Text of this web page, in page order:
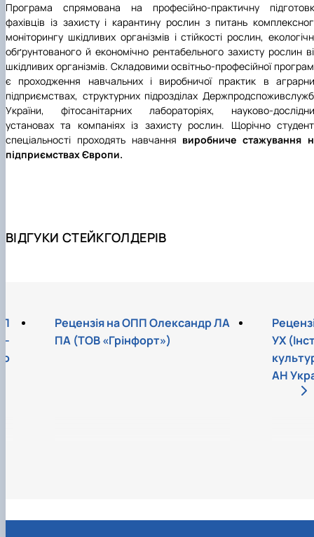
Програма спрямована на професійно-практичну
фахівців із захисту і карантину рослин з питань
моніторингу шкідливих організмів і стійкості рослин,
обґрунтованого й економічно рентабельного захисту рослин
шкідливих організмів. Складовими освітньо-професійної
є проходження навчальних і виробничої практик в
підприємствах, структурних підрозділах
України, фітосанітарних лабораторіях, науково-
установах та компаніях із захисту рослин. Щорічно
спеціальності проходять навчання виробниче стажування
підприємствах Європи.
ВІДГУКИ СТЕЙКГОЛДЕРІВ
Рецензія на ОПП Олександр ЛА
ПА (ТОВ «Грінфорт»)
УХ
АН